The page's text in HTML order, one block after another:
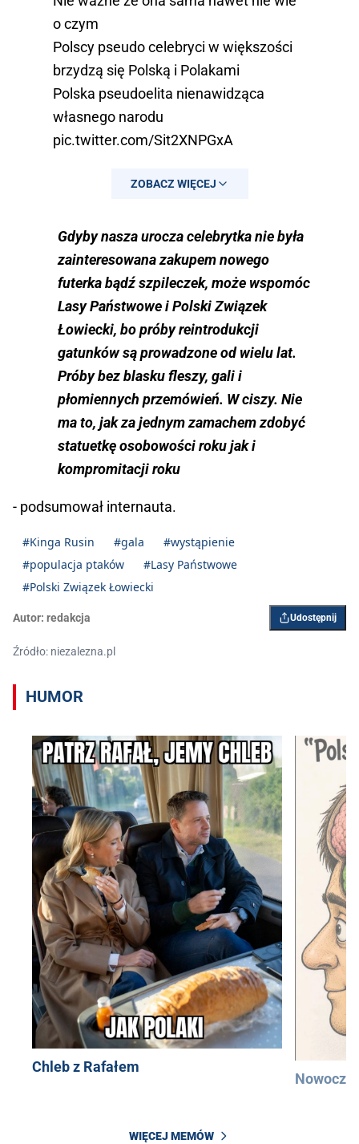
o czym
Polscy pseudo celebryci w większości
brzydzą się Polską i Polakami
Polska pseudoelita nienawidząca
własnego narodu
pic.twitter.com/Sit2XNPGxA
— Prawa strona ?? (@PrawyPopulista)
ZOBACZ WIĘCEJ
Gdyby nasza urocza celebrytka nie była
zainteresowana zakupem nowego
futerka bądź szpileczek, może wspomóc
Lasy Państwowe i Polski Związek
Łowiecki, bo próby reintrodukcji
gatunków są prowadzone od wielu lat.
Próby bez blasku fleszy, gali i
płomiennych przemówień. W ciszy. Nie
ma to, jak za jednym zamachem zdobyć
statuetkę osobowości roku jak i
kompromitacji roku
- podsumował internauta.
#Kinga Rusin #gala
#wystąpienie
#populacja ptaków
#Lasy Państwowe
#Polski Związek Łowiecki
Autor: redakcja Udostępnij
Źródło: niezalezna.pl
HUMOR
Chleb z Rafałem
WIĘCEJ MEMÓW